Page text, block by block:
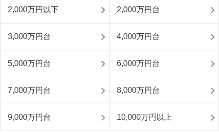
2,000万円以下 2,000万円台
3,000万円台 4,000万円台
5,000万円台 6,000万円台
7,000万円台 8,000万円台
9,000万円台 10,000万円以上